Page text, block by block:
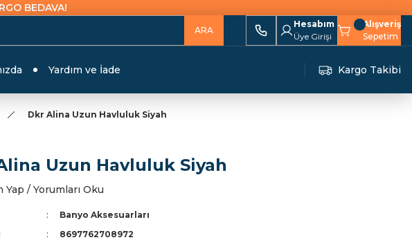
BEDAVA!
ARA
Hesabım
Üye Girişi
Alışveriş
Sepetim
Yardım ve İade Kargo Takibi
Dkr Alina Uzun Havluluk Siyah
Uzun Havluluk Siyah
Yap / Yorumları Oku
Banyo Aksesuarları
8697762708972